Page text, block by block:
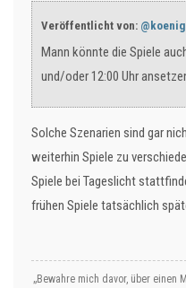
Veröffentlicht von:
Mann könnte die Spiele
und/oder 12:00 Uhr
Solche Szenarien sind gar
weiterhin Spiele zu
Spiele bei Tageslicht
frühen Spiele tatsächlich
„Bewahre mich davor, über einen